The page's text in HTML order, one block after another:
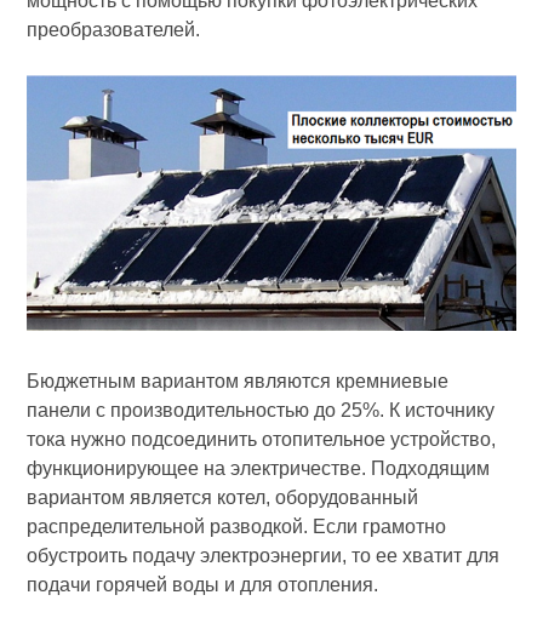
преобразователей.
Бюджетным вариантом являются кремниевые
панели с производительностью до 25%. К источнику
тока нужно подсоединить отопительное устройство,
функционирующее на электричестве. Подходящим
вариантом является котел, оборудованный
распределительной разводкой. Если грамотно
обустроить подачу электроэнергии, то ее хватит для
подачи горячей воды и для отопления.